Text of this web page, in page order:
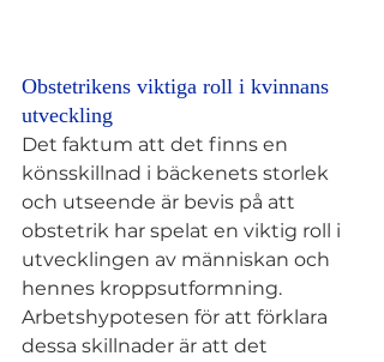
Obstetrikens viktiga roll i kvinnans
utveckling
Det faktum att det finns en
könsskillnad i bäckenets storlek
och utseende är bevis på att
obstetrik har spelat en viktig roll i
utvecklingen av människan och
hennes kroppsutformning.
Arbetshypotesen för att förklara
dessa skillnader är att det